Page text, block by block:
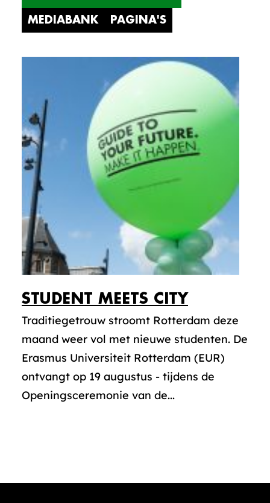
MEDIABANK PAGINA'S
STUDENT MEETS CITY
Traditiegetrouw stroomt Rotterdam deze
maand weer vol met nieuwe studenten. De
Erasmus Universiteit Rotterdam (EUR)
ontvangt op 19 augustus - tijdens de
Openingsceremonie van de...